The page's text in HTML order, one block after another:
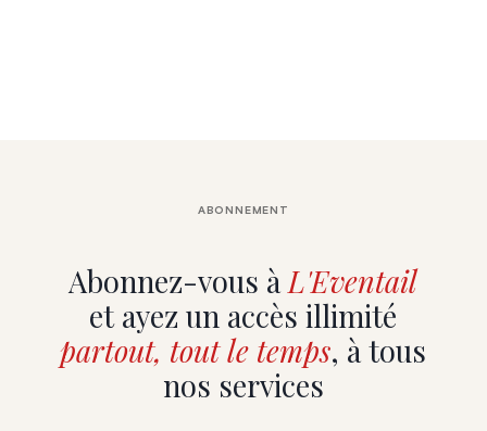
Abonnez-vous àL'Eventail
et ayez un accès illimité
partout, tout le temps, à tous
nos services
ABONNEMENT